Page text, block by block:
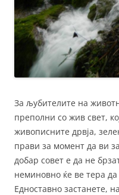
За љубителите на
преполни со жив свет,
живописните дрвја,
прави за момент да ви
добар совет е да не
неминовно ќе ве тера
Едноставно застанете,